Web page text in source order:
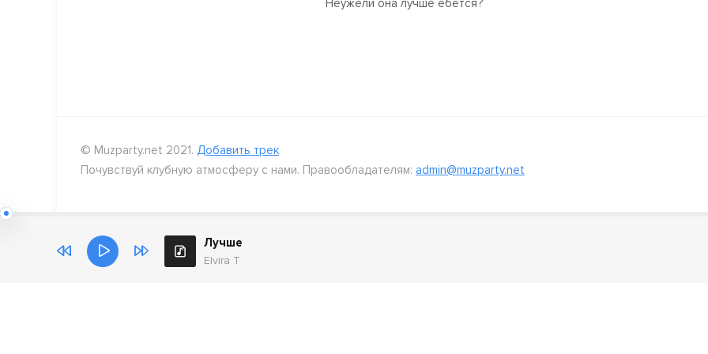
Неужели она лучше ебётся?
© Muzparty.net 2021. Добавить трек
Почувствуй клубную атмосферу с нами. Правообладателям: admin@muzparty.net
Лучше
Elvira T